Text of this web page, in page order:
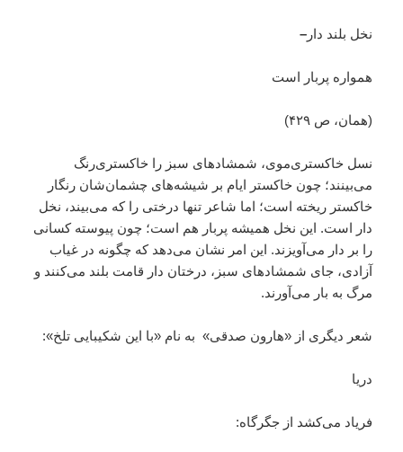
نخل بلند دار–
همواره پر‌بار است
(همان، ص ۴۲۹)
نسل خاکستری‌موی، شمشادهای سبز را خاکستری‌رنگ
می‌بینند؛ چون خاکستر ایام بر شیشه‌های چشمان‌شان رنگار
خاکستر ریخته است؛ اما شاعر تنها درختی را که می‌بیند، نخل
دار است. این نخل همیشه پربار هم است؛ چون پیوسته کسانی
را بر دار می‌آویزند. این امر نشان می‌دهد که چگونه در غیاب
آزادی، جای شمشادهای سبز، درختان دار قامت بلند می‌کنند و
مرگ به بار می‌آورند.
شعر دیگری از «هارون صدقی» به نام «با این شکیبایی تلخ»:
دریا
فریاد می‌کشد از جگرگاه: